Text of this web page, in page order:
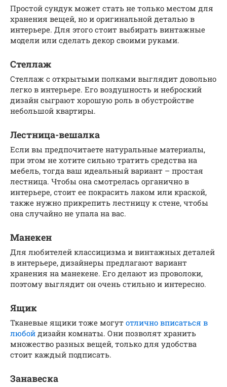
Простой сундук может стать не только местом для
хранения вещей, но и оригинальной деталью в
интерьере. Для этого стоит выбирать винтажные
модели или сделать декор своими руками.
Стеллаж
Стеллаж с открытыми полками выглядит довольно
легко в интерьере. Его воздушность и неброский
дизайн сыграют хорошую роль в обустройстве
небольшой квартиры.
Лестница-вешалка
Если вы предпочитаете натуральные материалы,
при этом не хотите сильно тратить средства на
мебель, тогда ваш идеальный вариант – простая
лестница. Чтобы она смотрелась органично в
интерьере, стоит ее покрасить лаком или краской,
также нужно прикрепить лестницу к стене, чтобы
она случайно не упала на вас.
Манекен
Для любителей классицизма и винтажных деталей
в интерьере, дизайнеры предлагают вариант
хранения на манекене. Его делают из проволоки,
поэтому выглядит он очень стильно и интересно.
Ящик
Тканевые ящики тоже могут отлично вписаться в
любой дизайн комнаты. Они позволят хранить
множество разных вещей, только для удобства
стоит каждый подписать.
Занавеска